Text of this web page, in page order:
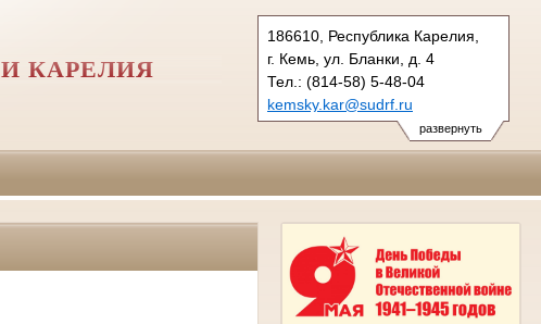
развернуть
186610, Республика Карелия,
г. Кемь, ул. Бланки, д. 4
Тел.: (814-58) 5-48-04
kemsky.kar@sudrf.ru
КАРЕЛИЯ